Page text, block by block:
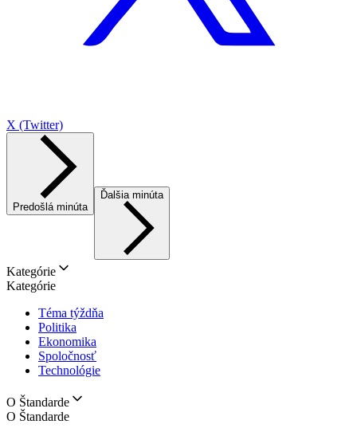
X (Twitter)
Predošlá minúta
Ďalšia minúta
Kategórie
Kategórie
Téma týždňa
Politika
Ekonomika
Spoločnosť
Technológie
O Štandarde
O Štandarde